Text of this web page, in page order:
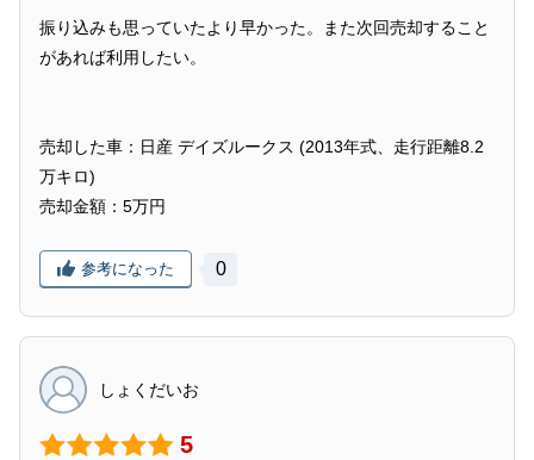
振り込みも思っていたより早かった。また次回売却すること
があれば利用したい。
売却した車：日産 デイズルークス (2013年式、走行距離8.2
万キロ)
売却金額：5万円
参考になった 0
しょくだいお
5